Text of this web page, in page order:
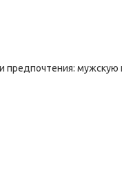
предпочтения: мужскую